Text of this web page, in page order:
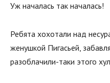
Уж началась так началась!
Ребята хохотали над
женушкой Пигасьей,
разоблачили-таки этого